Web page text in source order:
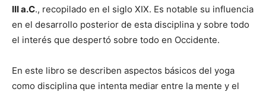
III a.C., recopilado en el siglo XIX. Es notable su influencia
en el desarrollo posterior de esta disciplina y sobre todo
el interés que despertó sobre todo en Occidente.
En este libro se describen aspectos básicos del yoga
como disciplina que intenta mediar entre la mente y el